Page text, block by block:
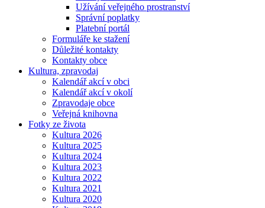
Užívání veřejného prostranství
Správní poplatky
Platební portál
Formuláře ke stažení
Důležité kontakty
Kontakty obce
Kultura, zpravodaj
Kalendář akcí v obci
Kalendář akcí v okolí
Zpravodaje obce
Veřejná knihovna
Fotky ze života
Kultura 2026
Kultura 2025
Kultura 2024
Kultura 2023
Kultura 2022
Kultura 2021
Kultura 2020